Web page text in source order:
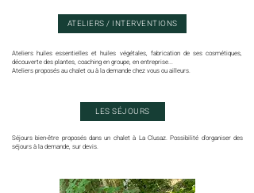
ATELIERS / INTERVENTIONS
Ateliers huiles essentielles et huiles végétales, fabrication de ses cosmétiques,
découverte des plantes, coaching en groupe, en entreprise...
Ateliers proposés au chalet ou à la demande chez vous ou ailleurs.
LES SÉJOURS
Séjours bien-être proposés dans un chalet à La Clusaz. Possibilité d'organiser des
séjours à la demande, sur devis.